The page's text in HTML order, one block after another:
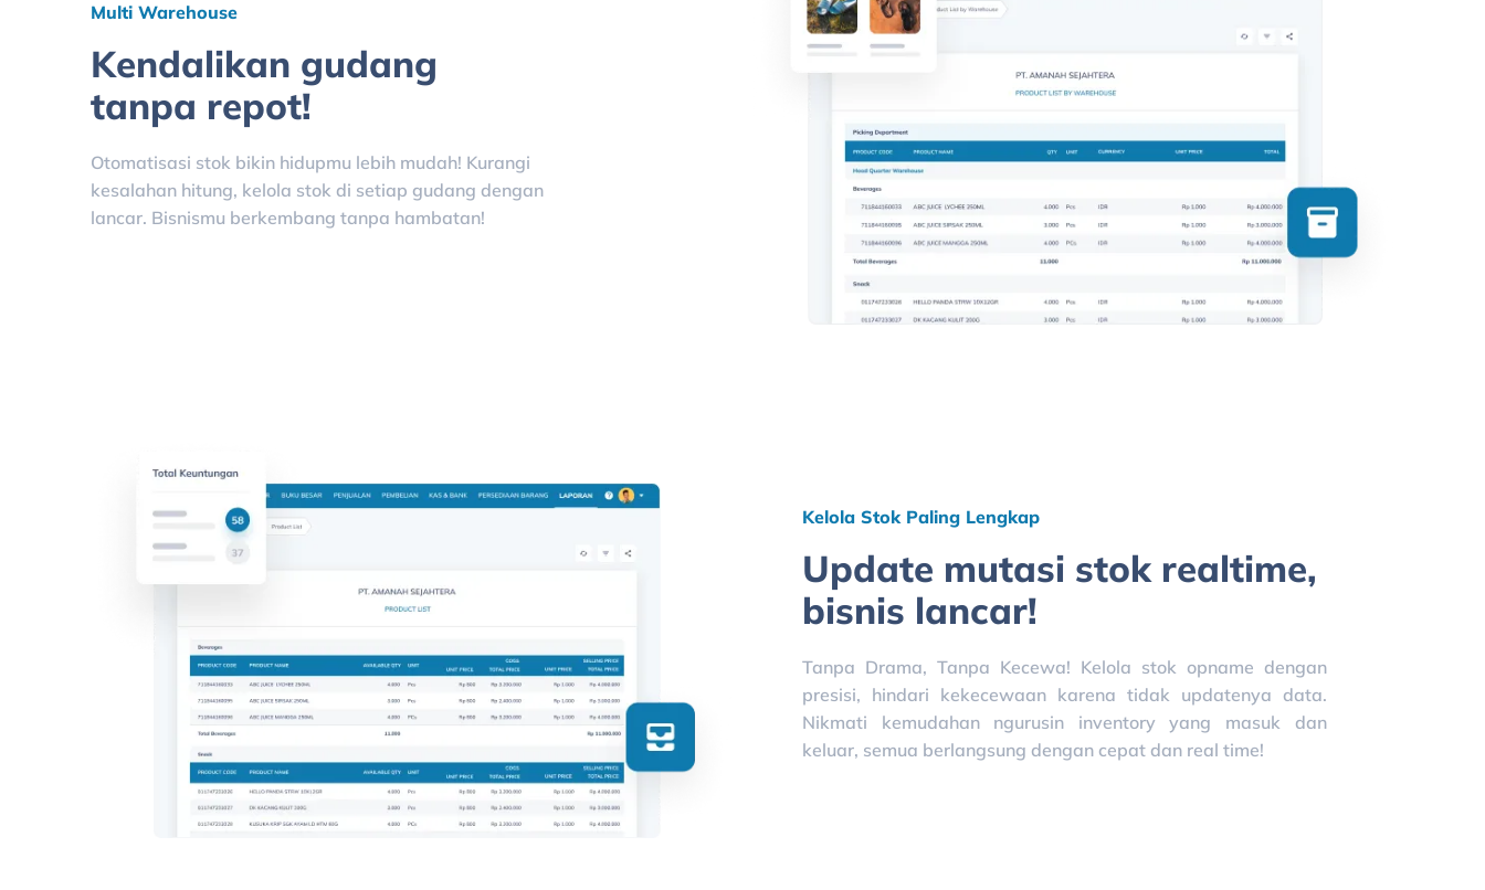
Multi Warehouse
Kendalikan gudang
tanpa repot!
Otomatisasi stok bikin hidupmu lebih mudah! Kurangi
kesalahan hitung, kelola stok di setiap gudang dengan
lancar. Bisnismu berkembang tanpa hambatan!
Kelola Stok Paling Lengkap
Update mutasi stok realtime,
bisnis lancar!
Tanpa Drama, Tanpa Kecewa! Kelola stok opname dengan
presisi, hindari kekecewaan karena tidak updatenya data.
Nikmati kemudahan ngurusin inventory yang masuk dan
keluar, semua berlangsung dengan cepat dan real time!